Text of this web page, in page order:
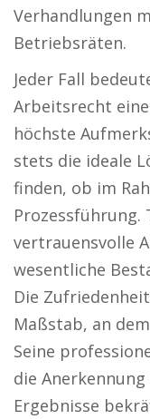
Verhandlungen
Betriebsräten.
Jeder Fall
Arbeitsrecht
höchste
stets die ideale
finden, ob im
Prozessführung.
vertrauensvolle
wesentliche
Die
Maßstab, an
Seine
die
Ergebnisse